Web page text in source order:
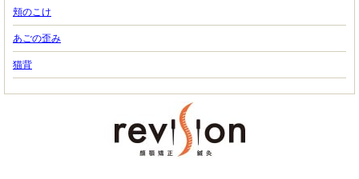
頬のこけ
あごの歪み
猫背